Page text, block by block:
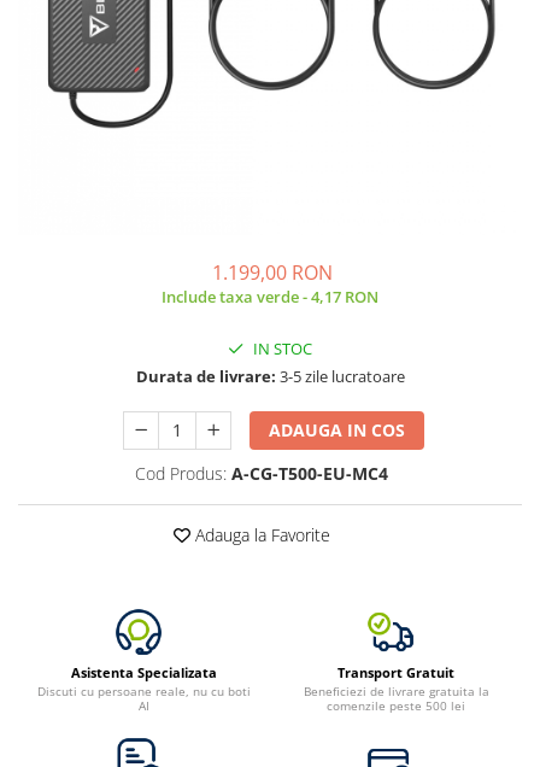
Acumulatori de stocare
Componente sisteme de balcon
1.199,00 RON
Include taxa verde - 4,17 RON
IN STOC
Durata de livrare: 3-5 zile lucratoare
ADAUGA IN COS
Cod Produs: A-CG-T500-EU-MC4
Adauga la Favorite
Asistenta Specializata
Discuti cu persoane reale, nu cu boti
AI
Transport Gratuit
Beneficiezi de livrare gratuita la
comenzile peste 500 lei